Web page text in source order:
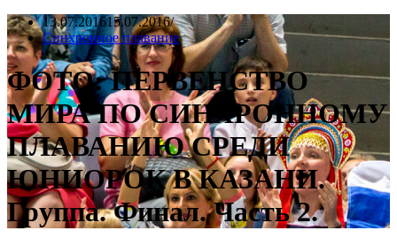
13.07.201615.07.2016
Синхронное плавание
ФОТО: ПЕРВЕНСТВО
МИРА ПО СИНХРОННОМУ
ПЛАВАНИЮ СРЕДИ
ЮНИОРОК В КАЗАНИ.
Группа. Финал. Часть 2.